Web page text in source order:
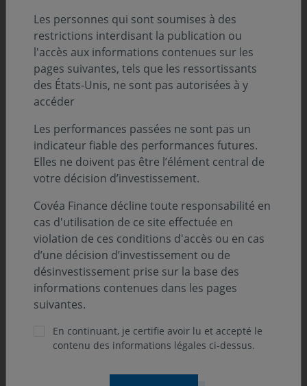
Covéa Flexible
Action C
FR0000002164
Action N
FR0013480746
Covéa
Obligations
Action C
FR0000289472
Action D
FR0000289480
FR00140047R6
Covéa Aqua
Part A
FR0013312667
FR0013312675
Covéa Profil
Offensif
FR0010395624
Part D
FR0000445033
Covéa Profil
Dynamique
FR0007019039
Part D
FR0010752865
Covéa Profil
Modéré
FR0010395608
Part D
FR0000445058
Covéa Actions
Europe Hors
Covéa Actions
Rendement
Covéa Actions
Solidaires
Les personnes qui sont soumises à des
restrictions interdisant la publication ou
l'accès aux informations contenues sur les
pages suivantes, tels que les ressortissants
des États-Unis, ne sont pas autorisées à y
accéder
Les performances passées ne sont pas un
indicateur fiable des performances futures.
Elles ne doivent pas être l’élément central de
votre décision d’investissement.
Covéa Finance décline toute responsabilité en
cas d'utilisation de ce site effectuée en
violation de ces conditions d'accès ou en cas
d’une décision d’investissement ou de
désinvestissement prise sur la base des
informations contenues dans les pages
suivantes.
En continuant, je certifie avoir lu et accepté le
contenu des informations légales ci-dessus.